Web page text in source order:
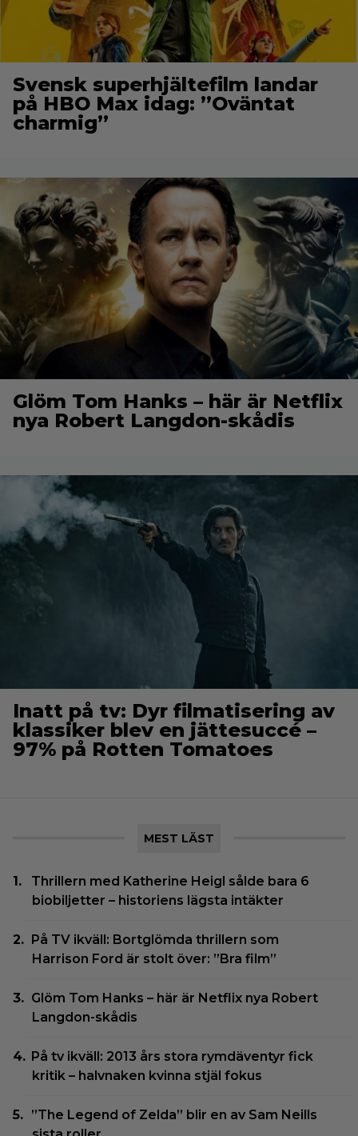
Svensk superhjältefilm landar
på HBO Max idag: ”Oväntat
charmig”
Glöm Tom Hanks – här är Netflix
nya Robert Langdon-skådis
Inatt på tv: Dyr filmatisering av
klassiker blev en jättesuccé –
97% på Rotten Tomatoes
MEST LÄST
Thrillern med Katherine Heigl sålde bara 6
biobiljetter – historiens lägsta intäkter
På TV ikväll: Bortglömda thrillern som
Harrison Ford är stolt över: ”Bra film”
Glöm Tom Hanks – här är Netflix nya Robert
Langdon-skådis
På tv ikväll: 2013 års stora rymdäventyr fick
kritik – halvnaken kvinna stjäl fokus
”The Legend of Zelda” blir en av Sam Neills